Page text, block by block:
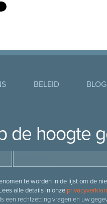
BELEID BLOG
de hoogte
te worden in de lijst om de
alle details in onze
een rechtzetting vragen en uw